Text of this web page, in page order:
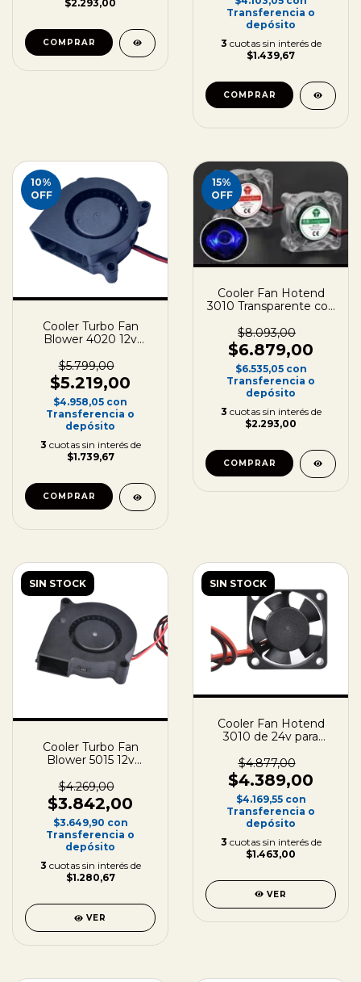
$2.293,00
COMPRAR
Transferencia o
depósito
3 cuotas sin interés de
$1.439,67
10%
OFF
Cooler Turbo Fan
Blower 4020 12v
40x40x20
$5.799,00
$5.219,00
$4.958,05 con
Transferencia o
depósito
3 cuotas sin interés de
$1.739,67
15%
OFF
Cooler Fan Hotend
3010 Transparente con
Impresora 3D
30x30x10mm
$8.093,00
$6.879,00
$6.535,05 con
Transferencia o
depósito
3 cuotas sin interés de
$2.293,00
COMPRAR
SIN STOCK
Cooler Turbo Fan
Blower 5015 12v
50x50x15
$4.269,00
$3.842,00
$3.649,90 con
Transferencia o
depósito
3 cuotas sin interés de
$1.280,67
VER
SIN STOCK
Cooler Fan Hotend
3010 de 24v para
30x30x10mm
$4.877,00
$4.389,00
$4.169,55 con
Transferencia o
depósito
3 cuotas sin interés de
$1.463,00
VER